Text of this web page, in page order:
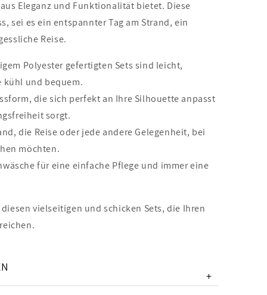
Eleganz und Funktionalität bietet. Diese
sei es ein entspannter Tag am Strand, ein
Reise.
Polyester gefertigten Sets sind leicht,
kühl und bequem.
die sich perfekt an Ihre Silhouette anpasst
sorgt.
die Reise oder jede andere Gelegenheit, bei
möchten.
für eine einfache Pflege und immer eine
vielseitigen und schicken Sets, die Ihren
+